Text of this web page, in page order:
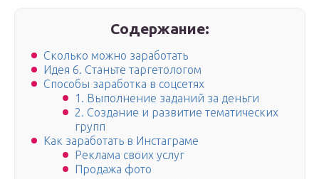
Содержание:
Сколько можно заработать
Идея 6. Станьте таргетологом
Способы заработка в соцсетях
1. Выполнение заданий за деньги
2. Создание и развитие тематических
групп
Как заработать в Инстаграме
Реклама своих услуг
Продажа фото